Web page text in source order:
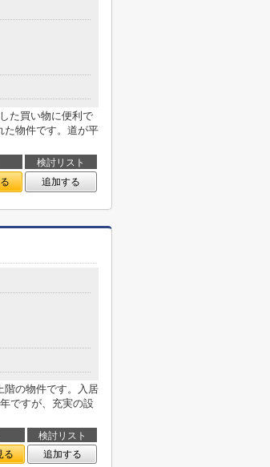
た買い物に便利で
た物件です。道が平
検討リスト
追加する
階の物件です。入居
ですが、充実の設
検討リスト
る 追加する